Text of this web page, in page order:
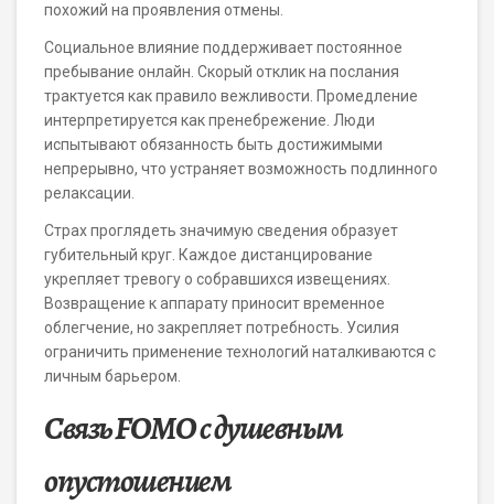
похожий на проявления отмены.
Социальное влияние поддерживает постоянное
пребывание онлайн. Скорый отклик на послания
трактуется как правило вежливости. Промедление
интерпретируется как пренебрежение. Люди
испытывают обязанность быть достижимыми
непрерывно, что устраняет возможность подлинного
релаксации.
Страх проглядеть значимую сведения образует
губительный круг. Каждое дистанцирование
укрепляет тревогу о собравшихся извещениях.
Возвращение к аппарату приносит временное
облегчение, но закрепляет потребность. Усилия
ограничить применение технологий наталкиваются с
личным барьером.
Связь FOMO с душевным
опустошением